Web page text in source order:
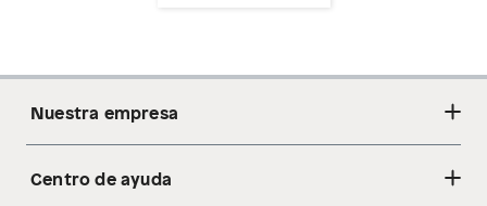
Nuestra empresa
Acerca de nosotros
Centro de ayuda